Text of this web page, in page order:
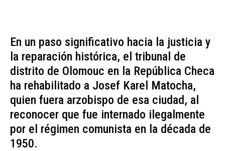
En un paso significativo hacia la justicia y
la reparación histórica, el tribunal de
distrito de Olomouc en la República Checa
ha rehabilitado a Josef Karel Matocha,
quien fuera arzobispo de esa ciudad, al
reconocer que fue internado ilegalmente
por el régimen comunista en la década de
1950.